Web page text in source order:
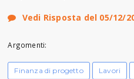
Vedi Risposta del 05/12/
Argomenti:
Finanza di progetto Lavori